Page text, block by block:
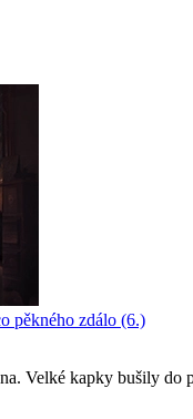
pěkného zdálo (6.)
Velké kapky bušily